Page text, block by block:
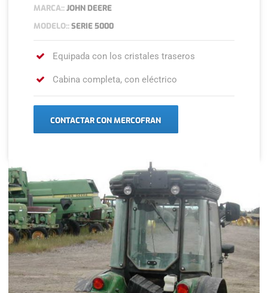
MARCA::JOHN DEERE
MODELO::SERIE 5000
Equipada con los cristales traseros
Cabina completa, con eléctrico
CONTACTAR CON MERCOFRAN